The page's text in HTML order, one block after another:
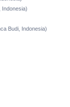
Indonesia)
Budi, Indonesia)